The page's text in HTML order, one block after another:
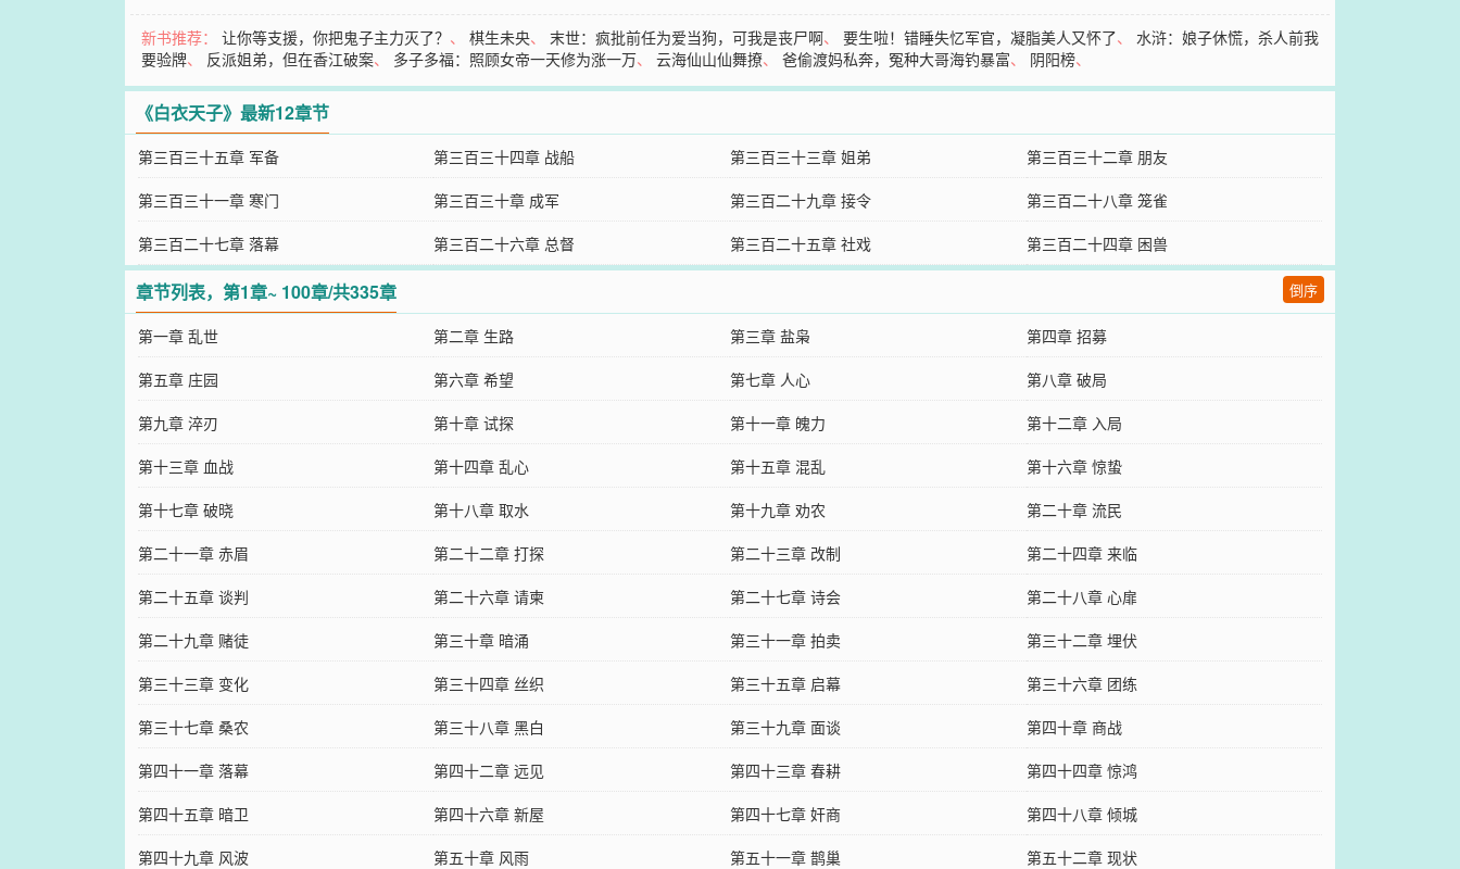
新书推荐：让你等支援，你把鬼子主力灭了？ 、棋生未央、末世：疯批前任为爱当狗，可我是丧尸啊、要生啦！错睡失忆军官，凝脂美人又怀了、 水浒：娘子休慌，杀人前我
要验牌、 反派姐弟，但在香江破案、 多子多福：照顾女帝一天修为涨一万、云海仙山仙舞撩、爸偷渡妈私奔，冤种大哥海钓暴富、 阴阳榜、
《白衣天子》最新12章节
第三百三十五章 军备 第三百三十四章 战船 第三百三十三章 姐弟
第三百三十二章 朋友
第三百三十一章 寒门
第三百三十章 成军 第三百二十九章 接令
第三百二十八章 笼雀
第三百二十七章 落幕
第三百二十六章 总督 第三百二十五章 社戏 第三百二十四章 困兽
章节列表，第1章~ 100章/共335章 倒序
第一章 乱世 第二章 生路 第三章 盐枭
第四章 招募
第五章 庄园
第六章 希望 第七章 人心
第八章 破局
第九章 淬刃
第十章 试探 第十一章 魄力
第十二章 入局
第十三章 血战
第十四章 乱心 第十五章 混乱
第十六章 惊蛰
第十七章 破晓
第十八章 取水 第十九章 劝农
第二十章 流民
第二十一章 赤眉
第二十二章 打探 第二十三章 改制
第二十四章 来临
第二十五章 谈判
第二十六章 请柬 第二十七章 诗会
第二十八章 心扉
第二十九章 赌徒
第三十章 暗涌 第三十一章 拍卖
第三十二章 埋伏
第三十三章 变化
第三十四章 丝织 第三十五章 启幕
第三十六章 团练
第三十七章 桑农
第三十八章 黑白 第三十九章 面谈
第四十章 商战
第四十一章 落幕
第四十二章 远见 第四十三章 春耕
第四十四章 惊鸿
第四十五章 暗卫
第四十六章 新屋 第四十七章 奸商
第四十八章 倾城
第四十九章 风波
第五十章 风雨 第五十一章 鹊巢
第五十二章 现状